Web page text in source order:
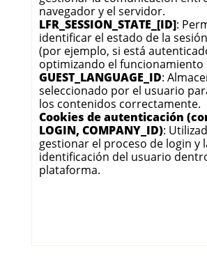
navegador y el servidor.
LFR_SESSION_STATE_[ID]:
identificar el estado de la
(por ejemplo, si está
optimizando el funcionamiento
GUEST_LANGUAGE_ID:
seleccionado por el usuario
los contenidos correctamente.
Cookies de autenticación
LOGIN, COMPANY_ID):
gestionar el proceso de login y
identificación del usuario
plataforma.